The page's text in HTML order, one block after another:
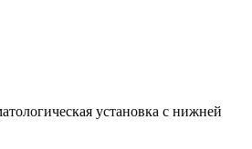
установка с нижней